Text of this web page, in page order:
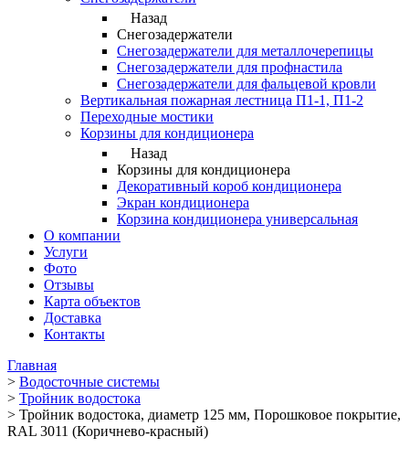
Назад
Снегозадержатели
Снегозадержатели для металлочерепицы
Снегозадержатели для профнастила
Снегозадержатели для фальцевой кровли
Вертикальная пожарная лестница П1-1, П1-2
Переходные мостики
Корзины для кондиционера
Назад
Корзины для кондиционера
Декоративный короб кондиционера
Экран кондиционера
Корзина кондиционера универсальная
О компании
Услуги
Фото
Отзывы
Карта объектов
Доставка
Контакты
Главная
> Водосточные системы
> Тройник водостока
> Тройник водостока, диаметр 125 мм, Порошковое покрытие,
RAL 3011 (Коричнево-красный)